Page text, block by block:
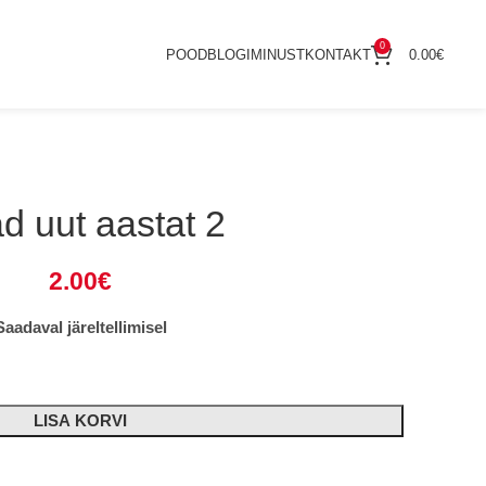
POODBLOGIMINUSTKONTAKT
0
0.00€
uut aastat 2
2.00€
järeltellimisel
LISA KORVI